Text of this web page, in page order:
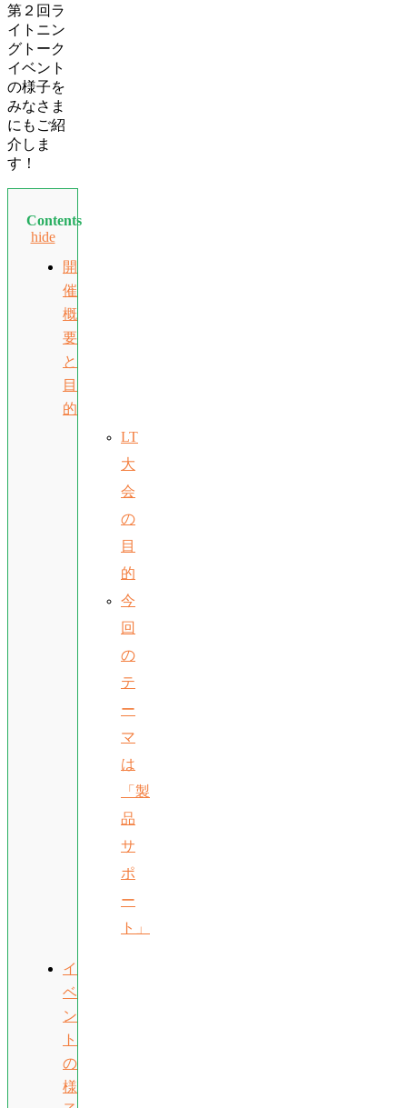
第２回ラ
イトニン
グトーク
イベント
の様子を
みなさま
にもご紹
介しま
す！
Contents
hide
開
催
概
要
と
目
的
LT
大
会
の
目
的
今
回
の
テ
ー
マ
は
「製
品
サ
ポ
ー
ト」
イ
ベ
ン
ト
の
様